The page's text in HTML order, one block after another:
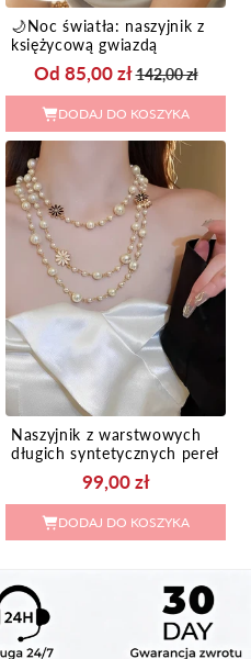
🌙Noc światła: naszyjnik z
księżycową gwiazdą
Od 85,00 złCena
142,00 złCena
DODAJ DO KOSZYKA
Naszyjnik z warstwowych
długich syntetycznych pereł
Cena
99,00 zł
DODAJ DO KOSZYKA